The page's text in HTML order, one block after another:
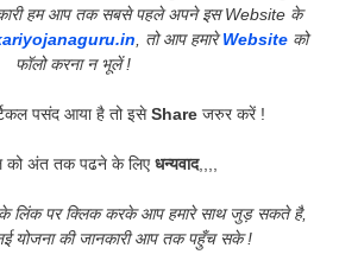
हम आप तक सबसे पहले अपने इस Website के
, तो आप हमारेWebsiteको
फॉलो करना न भूलें !
पसंद आया है तो इसेShare जरुर करें !
को अंत तक पढने के लिएधन्यवाद,,,,
के लिंक पर क्लिक करके आप हमारे साथ जुड़ सकते है,
योजना की जानकारी आप तक पहुँच सके !